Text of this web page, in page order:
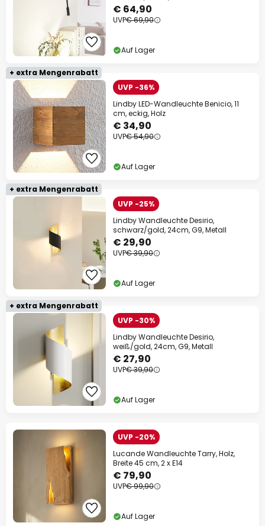
€ 64,90
UVP€ 69,90
Auf Lager
+ extra Mengenrabatt
UVP -36%
Lindby LED-Wandleuchte Benicio, 11
cm, eckig, Holz
€ 34,90
UVP€ 54,90
Auf Lager
+ extra Mengenrabatt
UVP -25%
Lindby Wandleuchte Desirio,
schwarz/gold, 24cm, G9, Metall
€ 29,90
UVP€ 39,90
Auf Lager
+ extra Mengenrabatt
UVP -30%
Lindby Wandleuchte Desirio,
weiß/gold, 24cm, G9, Metall
€ 27,90
UVP€ 39,90
Auf Lager
UVP -20%
Lucande Wandleuchte Tarry, Holz,
Breite 45 cm, 2 x E14
€ 79,90
UVP€ 99,90
Auf Lager